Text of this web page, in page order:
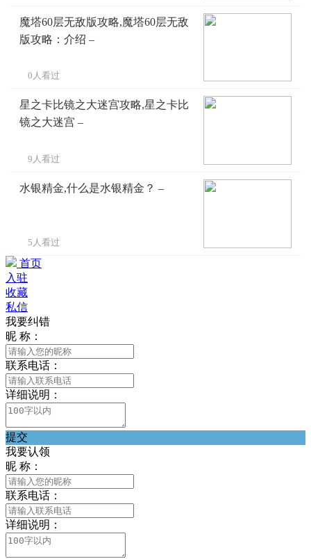
魔塔60层无敌版攻略,魔塔60层无敌
版攻略：介绍 –
0人看过
星之卡比镜之大迷宫攻略,星之卡比
镜之大迷宫 –
9人看过
水银精金,什么是水银精金？ –
5人看过
首页
入驻
收藏
私信
我要纠错
昵 称：
联系电话：
详细说明：
提交
我要认领
昵 称：
联系电话：
详细说明：